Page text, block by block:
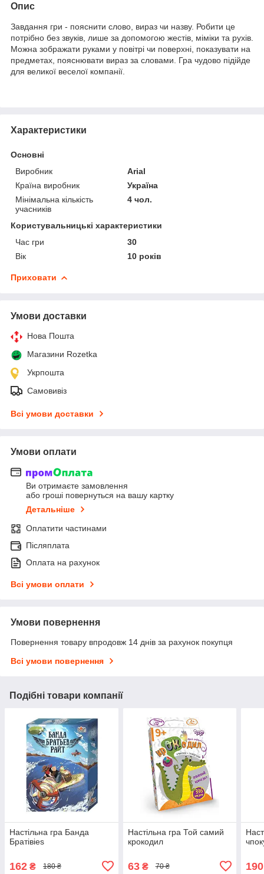
Опис
Завдання гри - пояснити слово, вираз чи назву. Робити це
потрібно без звуків, лише за допомогою жестів, міміки та рухів.
Можна зображати руками у повітрі чи поверхні, показувати на
предметах, пояснювати вираз за словами. Гра чудово підійде
для великої веселої компанії.
Характеристики
Основні
Виробник
Arial
Країна виробник
Україна
Мінімальна кількість
учасників
4 чол.
Користувальницькі характеристики
Час гри
30
Вік
10 років
Приховати
Умови доставки
Нова Пошта
Магазини Rozetka
Укрпошта
Самовивіз
Всі умови доставки
Умови оплати
Ви отримаєте замовлення
або гроші повернуться на вашу картку
Детальніше
Оплатити частинами
Післяплата
Оплата на рахунок
Всі умови оплати
Умови повернення
Повернення товару впродовж 14 днів за рахунок покупця
Всі умови повернення
Подібні товари компанії
Настільна гра Банда
Братівies
162 ₴ 180 ₴
Настільна гра Той самий
крокодил
63₴ 70 ₴ 190